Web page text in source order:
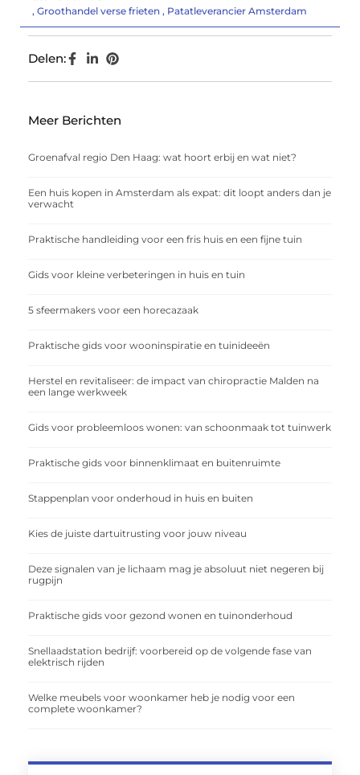
, Groothandel verse frieten , Patatleverancier Amsterdam
Delen:
Meer Berichten
Groenafval regio Den Haag: wat hoort erbij en wat niet?
Een huis kopen in Amsterdam als expat: dit loopt anders dan je
verwacht
Praktische handleiding voor een fris huis en een fijne tuin
Gids voor kleine verbeteringen in huis en tuin
5 sfeermakers voor een horecazaak
Praktische gids voor wooninspiratie en tuinideeën
Herstel en revitaliseer: de impact van chiropractie Malden na
een lange werkweek
Gids voor probleemloos wonen: van schoonmaak tot tuinwerk
Praktische gids voor binnenklimaat en buitenruimte
Stappenplan voor onderhoud in huis en buiten
Kies de juiste dartuitrusting voor jouw niveau
Deze signalen van je lichaam mag je absoluut niet negeren bij
rugpijn
Praktische gids voor gezond wonen en tuinonderhoud
Snellaadstation bedrijf: voorbereid op de volgende fase van
elektrisch rijden
Welke meubels voor woonkamer heb je nodig voor een
complete woonkamer?